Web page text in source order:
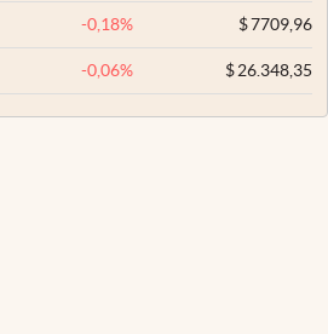
-0,18% $7709,96
-0,06% $26.348,35